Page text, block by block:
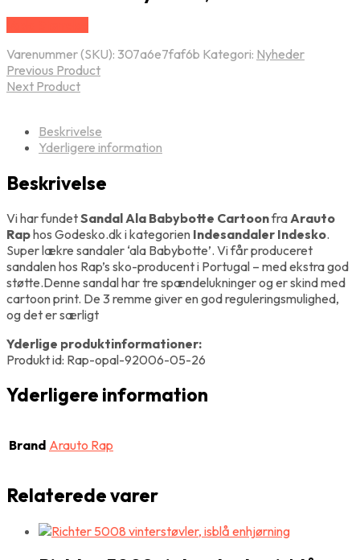
Varenummer (SKU): 307a6e7faf6b Kategori: Nyheder
Previous Product
Next Product
Beskrivelse
Yderligere information
Beskrivelse
Vi har fundetSandal Ala Babybotte Cartoonfra Arauto
Raphos Godesko.dk i kategorien Indesandaler Indesko.
Super lækre sandaler ‘ala Babybotte’. Vi får produceret
sandalen hos Rap’s sko-producent i Portugal – med ekstra god
støtte.Denne sandal har tre spændelukninger og er skind med
cartoon print. De 3 remme giver en god reguleringsmulighed,
og det er særligt
Yderlige produktinformationer:
Produkt id: Rap-opal-92006-05-26
Yderligere information
Brand Arauto Rap
Relaterede varer